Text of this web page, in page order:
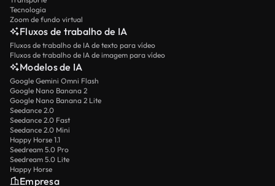
Tecnologia
Zoom de fundo virtual
Fluxos de trabalho de IA
Fluxos de trabalho de IA de texto para vídeo
Fluxos de trabalho de IA de imagem para vídeo
Modelos de IA
Google Gemini Omni Flash
Google Nano Banana 2
Google Nano Banana 2 Lite
Seedance 2.0
Seedance 2.0 Fast
Seedance 2.0 Mini
Happy Horse 1.1
Seedream 5.0 Pro
Seedream 5.0 Lite
Happy Horse
Empresa